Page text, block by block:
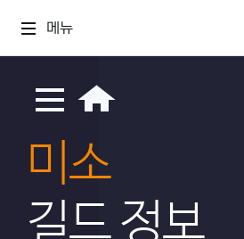
메뉴
미소
길드 정보